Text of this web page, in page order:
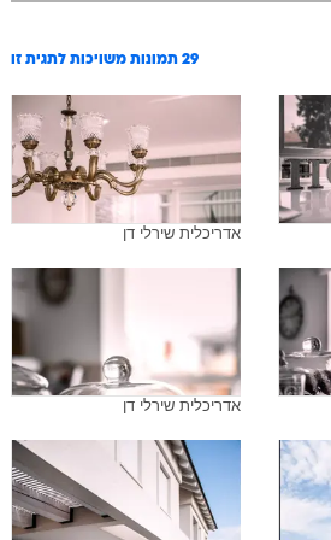
29 תמונות משויכות לתגית זו
אדריכלית שירלי דן
אדריכלית שירלי דן